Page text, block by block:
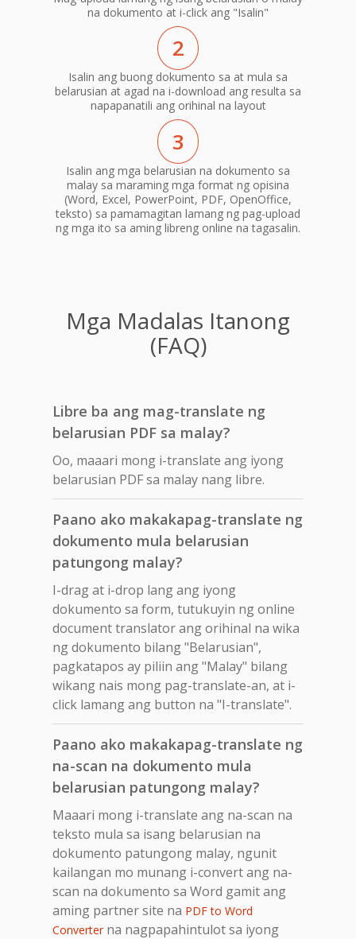
na dokumento at i-click ang "Isalin"
2
Isalin ang buong dokumento sa at mula sa
belarusian at agad na i-download ang resulta sa
napapanatili ang orihinal na layout
3
Isalin ang mga belarusian na dokumento sa
malay sa maraming mga format ng opisina
(Word, Excel, PowerPoint, PDF, OpenOffice,
teksto) sa pamamagitan lamang ng pag-upload
ng mga ito sa aming libreng online na tagasalin.
Mga Madalas Itanong
(FAQ)
Libre ba ang mag-translate ng
belarusian PDF sa malay?
Oo, maaari mong i-translate ang iyong
belarusian PDF sa malay nang libre.
Paano ako makakapag-translate ng
dokumento mula belarusian
patungong malay?
I-drag at i-drop lang ang iyong
dokumento sa form, tutukuyin ng online
document translator ang orihinal na wika
ng dokumento bilang "Belarusian",
pagkatapos ay piliin ang "Malay" bilang
wikang nais mong pag-translate-an, at i-
click lamang ang button na "I-translate".
Paano ako makakapag-translate ng
na-scan na dokumento mula
belarusian patungong malay?
Maaari mong i-translate ang na-scan na
teksto mula sa isang belarusian na
dokumento patungong malay, ngunit
kailangan mo munang i-convert ang na-
scan na dokumento sa Word gamit ang
aming partner site na PDF to Word
Converterna nagpapahintulot sa iyong